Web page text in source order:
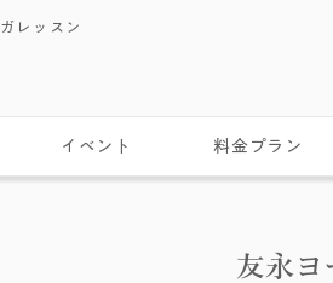
レッスン
イベント 料金プラン
友永ヨ